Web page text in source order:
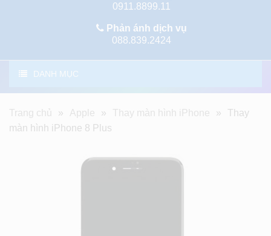
0911.8899.11
Phản ánh dịch vụ
088.839.2424
DANH MỤC
Trang chủ » Apple » Thay màn hình iPhone »
Thay
màn hình iPhone 8 Plus